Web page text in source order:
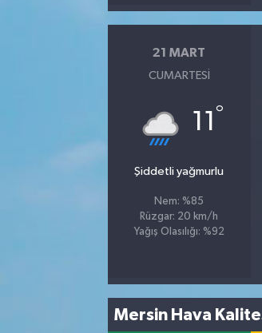
21 MART
CUMARTESI
11 °
Şiddetli yağmurlu
Nem: %85
Rüzgar: 20 km/h
Yağış Olasılığı: %92
Mersin Hava